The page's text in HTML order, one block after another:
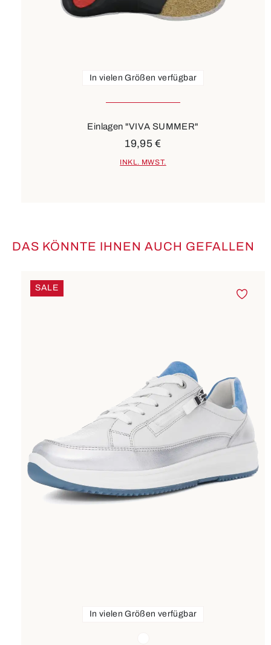
In vielen Größen verfügbar
Einlagen "VIVA SUMMER"
19,95 €
INKL. MWST.
Produktgalerie überspringen
DAS KÖNNTE IHNEN AUCH GEFALLEN
SALE
In vielen Größen verfügbar